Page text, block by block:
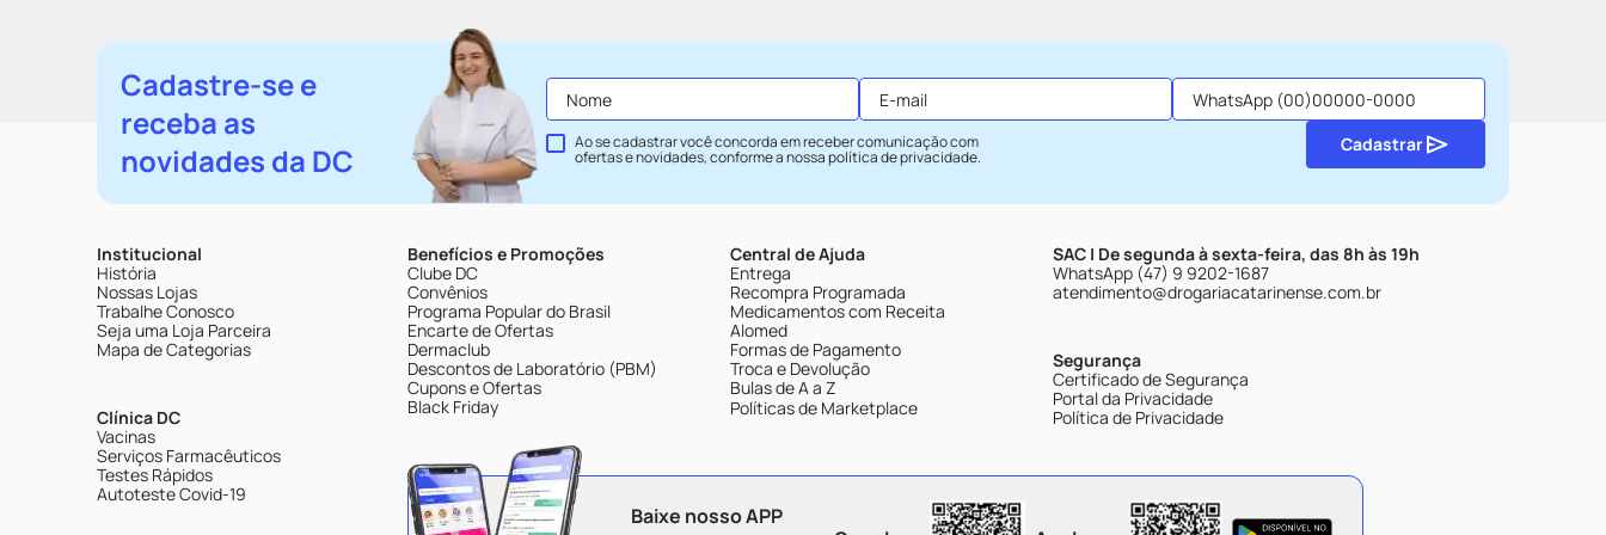
Cadastre-se e
receba as
novidades da DC
Ao se cadastrar você concorda em receber comunicação com
ofertas e novidades, conforme a nossapolítica de privacidade.
Cadastrar
Institucional
História
Nossas Lojas
Trabalhe Conosco
Seja uma Loja Parceira
Mapa de Categorias
Clínica DC
Vacinas
Serviços Farmacêuticos
Testes Rápidos
Autoteste Covid-19
Benefícios e Promoções
Clube DC
Convênios
Programa Popular do Brasil
Encarte de Ofertas
Dermaclub
Descontos de Laboratório (PBM)
Cupons e Ofertas
Black Friday
Central de Ajuda
Entrega
Recompra Programada
Medicamentos com Receita
Alomed
Formas de Pagamento
Troca e Devolução
Bulas de A a Z
Políticas de Marketplace
SAC | De segunda à sexta-feira, das 8h às 19h
WhatsApp (47) 9 9202-1687
atendimento@drogariacatarinense.com.br
Segurança
Certificado de Segurança
Portal da Privacidade
Política de Privacidade
Baixe nosso APP